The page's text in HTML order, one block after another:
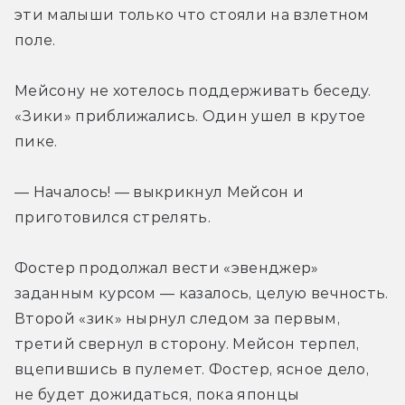
эти малыши только что стояли на взлетном
поле.
Мейсону не хотелось поддерживать беседу.
«Зики» приближались. Один ушел в крутое
пике.
— Началось! — выкрикнул Мейсон и
приготовился стрелять.
Фостер продолжал вести «эвенджер»
заданным курсом — казалось, целую вечность.
Второй «зик» нырнул следом за первым,
третий свернул в сторону. Мейсон терпел,
вцепившись в пулемет. Фостер, ясное дело,
не будет дожидаться, пока японцы